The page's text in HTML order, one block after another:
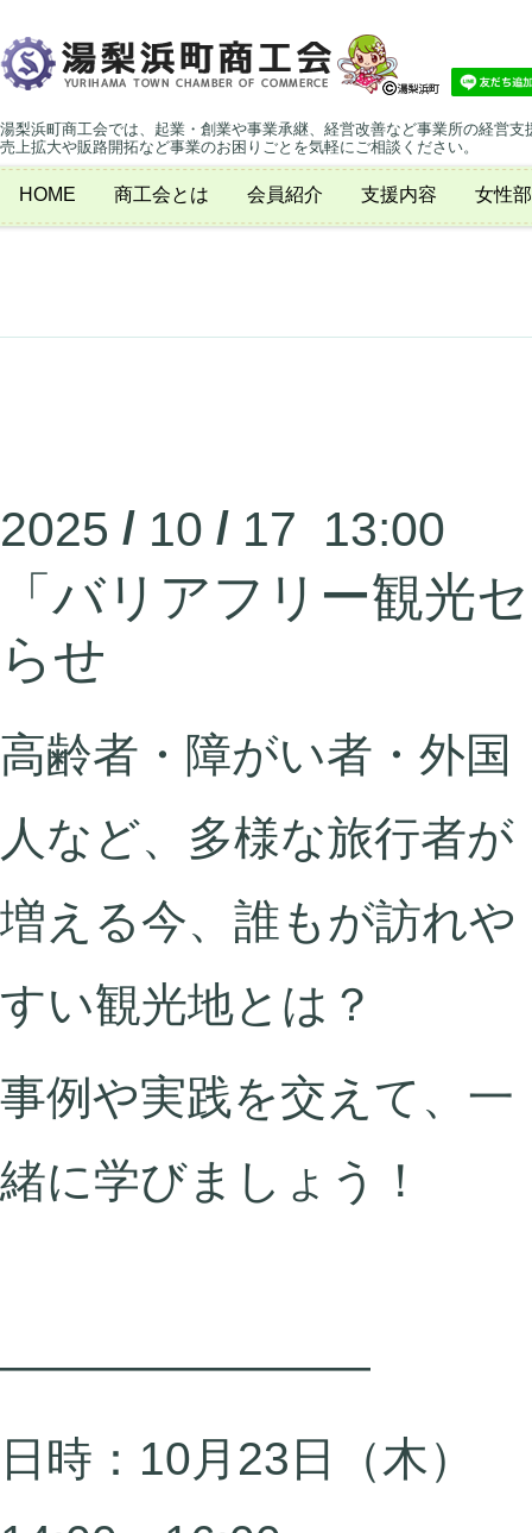
湯梨浜町商工会では、起業・創業や事業承継、経営改善など事業所の経営支
売上拡大や販路開拓など事業のお困りごとを気軽にご相談ください。
HOME 商工会とは 会員紹介 支援内容 女性部
2025 / 10 / 17 13:00
「バリアフリー観光
らせ
高齢者・障がい者・外国
人など、多様な旅行者が
増える今、誰もが訪れや
すい観光地とは？
事例や実践を交えて、一
緒に学びましょう！
――――――――
日時：10月23日（木）